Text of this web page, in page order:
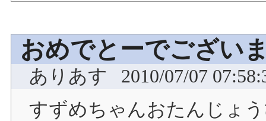
おめでとーでござい
ありあす
2010/07/07
すずめちゃんおたんじょ